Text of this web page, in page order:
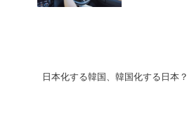
日本化する韓国、韓国化する日本？